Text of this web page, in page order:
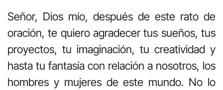
Señor, Dios mío, después de este rato de
oración, te quiero agradecer tus sueños, tus
proyectos, tu imaginación, tu creatividad y
hasta tu fantasía con relación a nosotros, los
hombres y mujeres de este mundo. No lo